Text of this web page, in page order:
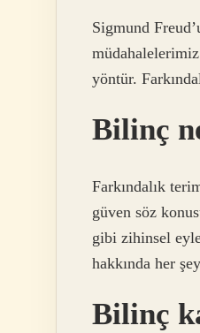
Sigmund
yöntür.
Bilinç
Farkındalık
güven söz
gibi zihinsel
hakkında her
Bilinç